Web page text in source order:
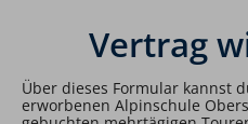
Vertrag
Über dieses Formular kannst
erworbenen Alpinschule